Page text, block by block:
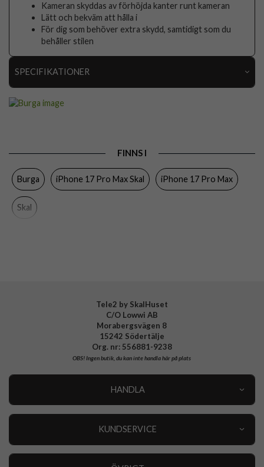
Kameran skyddas av förhöjda kanter runt kameran
Lätt och bekväm att hålla i
För dig som behöver extra skydd, samtidigt som du
behåller stilen
SPECIFIKATIONER
Material Hårdplast (PC), Mjukplast (TPU)
Varumärke
FINNS I
Burga iPhone 17 Pro Max Skal iPhone 17 Pro Max
Skal
Tele2 by SkalHuset
C/O Lowwi AB
Morabergsvägen 8
15242 Södertälje
Org. nr: 556881-9238
OBS!Ingen butik, du kan inte handla här på plats
HANDLA
KUNDSERVICE